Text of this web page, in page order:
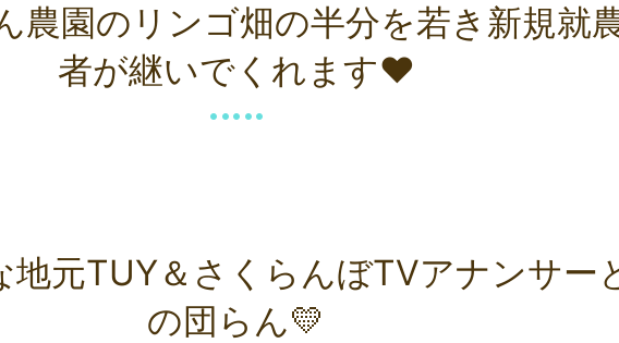
農園のリンゴ畑の半分を若き新規就
者が継いでくれます❤
地元TUY＆さくらんぼTVアナンサー
の団らん💛